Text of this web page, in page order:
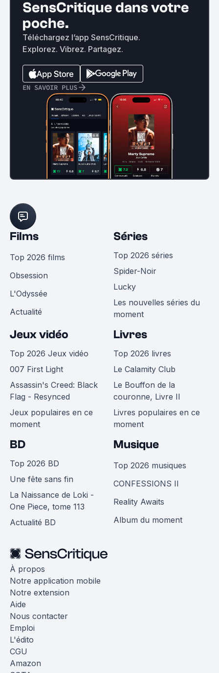
SensCritique dans votre
poche.
Téléchargez l’app SensCritique.
Explorez. Vibrez. Partagez.
EN SAVOIR PLUS
Films
Top 2026 films
Obsession
L'Odyssée
Actualité
Séries
Top 2026 séries
Spider-Noir
Lucky
Les nouvelles séries du
moment
Jeux vidéo
Top 2026 Jeux vidéo
007 First Light
Assassin's Creed: Black
Flag - Resynced
Jeux populaires en ce
moment
Livres
Top 2026 livres
Le Calamity Club
Le Bouffon de la
couronne, Livre II
Livres populaires en ce
moment
BD
Top 2026 BD
Une fête sans fin
La Naissance de Loki -
One Piece, tome 113
Actualité BD
Musique
Top 2026 musiques
CONFESSIONS II
Reality Awaits
Album du moment
À propos
Notre application mobile
Notre extension
Aide
Nous contacter
Emploi
L'édito
CGU
Amazon